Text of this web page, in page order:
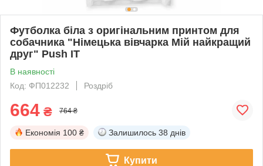
Футболка біла з оригінальним принтом для
собачника "Німецька вівчарка Мій найкращий
друг" Push IT
В наявності
Код: ФП012232
Роздріб
664 ₴ 764 ₴
Економія 100 ₴ Залишилось 38 днів
Купити